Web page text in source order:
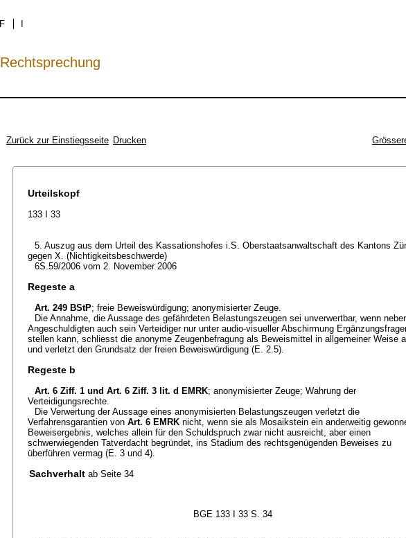
F
Rechtsprechung
Zurück zur Einstiegsseite Drucken
Urteilskopf
133 I 33
5. Auszug aus dem Urteil des Kassationshofes i.S. Oberstaatsanwaltschaft des Kantons
gegen X. (Nichtigkeitsbeschwerde)
6S.59/2006 vom 2. November 2006
Regeste a
Art. 249 BStP; freie Beweiswürdigung; anonymisierter Zeuge.
Die Annahme, die Aussage des gefährdeten Belastungszeugen sei unverwertbar, wenn
Angeschuldigten auch sein Verteidiger nur unter audio-visueller Abschirmung
stellen kann, schliesst die anonyme Zeugenbefragung als Beweismittel in allgemeiner Weise
und verletzt den Grundsatz der freien Beweiswürdigung (E. 2.5).
Regeste b
Art. 6 Ziff. 1 und Art. 6 Ziff. 3 lit. d EMRK; anonymisierter Zeuge; Wahrung der
Verteidigungsrechte.
Die Verwertung der Aussage eines anonymisierten Belastungszeugen verletzt die
Verfahrensgarantien von Art. 6 EMRK nicht, wenn sie als Mosaikstein ein anderweitig
Beweisergebnis, welches allein für den Schuldspruch zwar nicht ausreicht, aber einen
schwerwiegenden Tatverdacht begründet, ins Stadium des rechtsgenügenden Beweises zu
überführen vermag (E. 3 und 4).
Sachverhalt ab Seite 34
BGE 133 I 33 S. 34